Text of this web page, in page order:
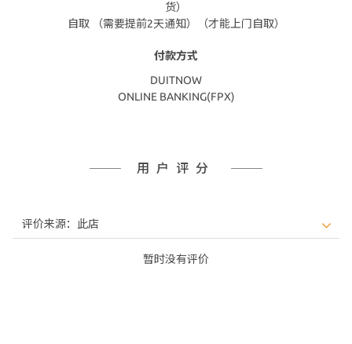
货）
自取 （需要提前2天通知）（才能上门自取）
付款方式
DUITNOW
ONLINE BANKING(FPX)
用户评分
暂时没有评价